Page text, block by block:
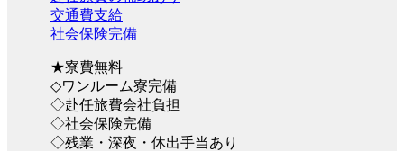
交通費支給
社会保険完備
★寮費無料
◇ワンルーム寮完備
◇赴任旅費会社負担
◇社会保険完備
◇残業・深夜・休出手当あり